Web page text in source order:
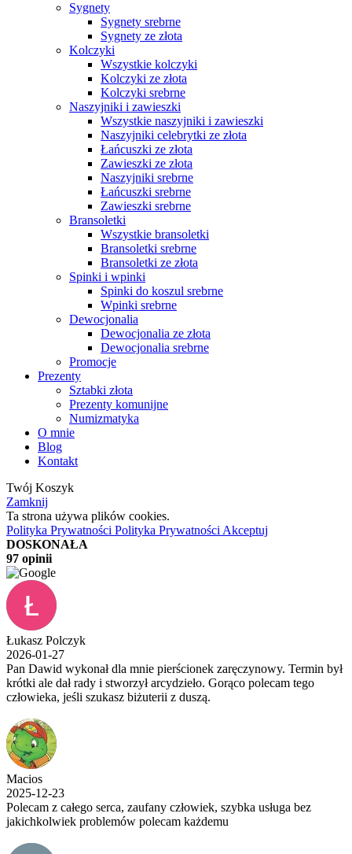
Sygnety
Sygnety srebrne
Sygnety ze złota
Kolczyki
Wszystkie kolczyki
Kolczyki ze złota
Kolczyki srebrne
Naszyjniki i zawieszki
Wszystkie naszyjniki i zawieszki
Naszyjniki celebrytki ze złota
Łańcuszki ze złota
Zawieszki ze złota
Naszyjniki srebrne
Łańcuszki srebrne
Zawieszki srebrne
Bransoletki
Wszystkie bransoletki
Bransoletki srebrne
Bransoletki ze złota
Spinki i wpinki
Spinki do koszul srebrne
Wpinki srebrne
Dewocjonalia
Dewocjonalia ze złota
Dewocjonalia srebrne
Promocje
Prezenty
Sztabki złota
Prezenty komunijne
Numizmatyka
O mnie
Blog
Kontakt
Twój Koszyk
Zamknij
Ta strona używa plików cookies.
Polityka Prywatności Polityka Prywatności Akceptuj
DOSKONAŁA
97 opinii
Łukasz Polczyk
2026-01-27
Pan Dawid wykonał dla mnie pierścionek zaręczynowy. Termin był
krótki ale dał rady i stworzył arcydzieło. Gorąco polecam tego
człowieka, jeśli szukasz biżuterii z duszą.
Macios
2025-12-23
Polecam z całego serca, zaufany człowiek, szybka usługa bez
jakichkolwiek problemów polecam każdemu